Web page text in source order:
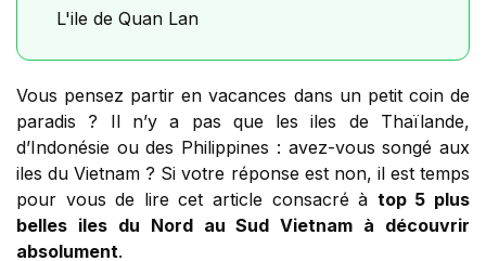
L'ile de Quan Lan
Vous pensez partir en vacances dans un petit coin de
paradis ? Il n’y a pas que les iles de Thaïlande,
d’Indonésie ou des Philippines : avez-vous songé aux
iles du Vietnam ? Si votre réponse est non, il est temps
pour vous de lire cet article consacré à top 5 plus
belles iles du Nord au Sud Vietnam à découvrir
absolument.